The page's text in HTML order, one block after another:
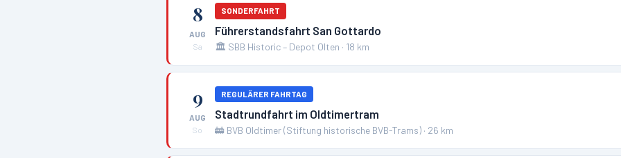
8
AUG
Sa
SONDERFAHRT
Führerstandsfahrt San Gottardo
🏛️ SBB Historic – Depot Olten · 18 km
9
AUG
So
REGULÄRER FAHRTAG
Stadtrundfahrt im Oldtimertram
🚋 BVB Oldtimer (Stiftung historische BVB-Trams) · 26 km